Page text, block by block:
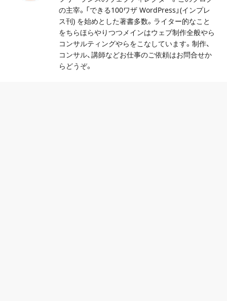
の主宰。「できる100ワザ WordPress」(インプレ
ス刊) を始めとした著書多数。ライター的なこと
をちらほらやりつつメインはウェブ制作全般やら
コンサルティングやらをこなしています。制作、
コンサル、講師などお仕事のご依頼はお問合せか
らどうぞ。